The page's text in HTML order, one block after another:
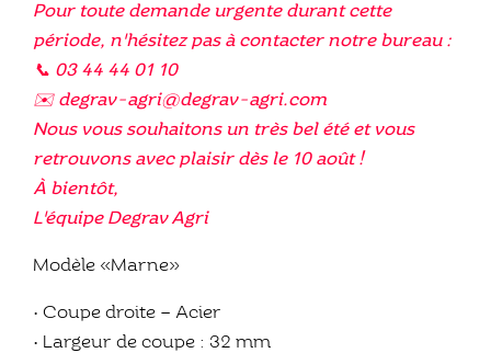
Pour toute demande urgente durant cette
période, n'hésitez pas à contacter notre bureau :
📞 03 44 44 01 10
✉️ degrav-agri@degrav-agri.com
Nous vous souhaitons un très bel été et vous
retrouvons avec plaisir dès le 10 août !
À bientôt,
L'équipe Degrav Agri
Modèle «Marne»
• Coupe droite – Acier
• Largeur de coupe : 32 mm